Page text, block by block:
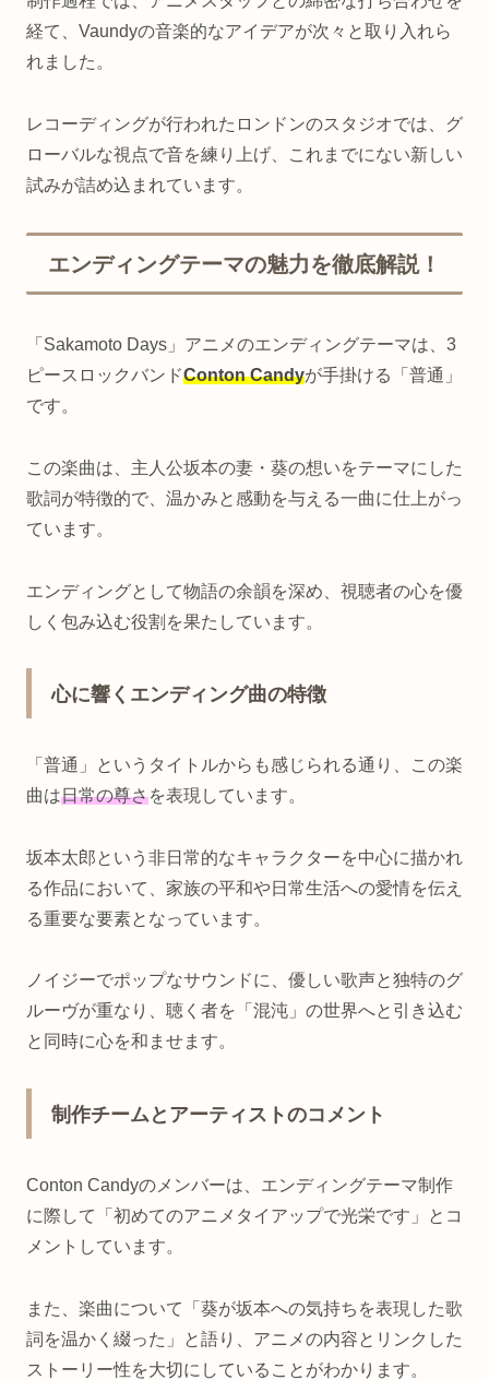
経て、Vaundyの音楽的なアイデアが次々と取り入れら
れました。
レコーディングが行われたロンドンのスタジオでは、グ
ローバルな視点で音を練り上げ、これまでにない新しい
試みが詰め込まれています。
エンディングテーマの魅力を徹底解説！
「Sakamoto Days」アニメのエンディングテーマは、3
ピースロックバンドConton Candyが手掛ける「普通」
です。
この楽曲は、主人公坂本の妻・葵の想いをテーマにした
歌詞が特徴的で、温かみと感動を与える一曲に仕上がっ
ています。
エンディングとして物語の余韻を深め、視聴者の心を優
しく包み込む役割を果たしています。
心に響くエンディング曲の特徴
「普通」というタイトルからも感じられる通り、この楽
曲は日常の尊さを表現しています。
坂本太郎という非日常的なキャラクターを中心に描かれ
る作品において、家族の平和や日常生活への愛情を伝え
る重要な要素となっています。
ノイジーでポップなサウンドに、優しい歌声と独特のグ
ルーヴが重なり、聴く者を「混沌」の世界へと引き込む
と同時に心を和ませます。
制作チームとアーティストのコメント
Conton Candyのメンバーは、エンディングテーマ制作
に際して「初めてのアニメタイアップで光栄です」とコ
メントしています。
また、楽曲について「葵が坂本への気持ちを表現した歌
詞を温かく綴った」と語り、アニメの内容とリンクした
ストーリー性を大切にしていることがわかります。